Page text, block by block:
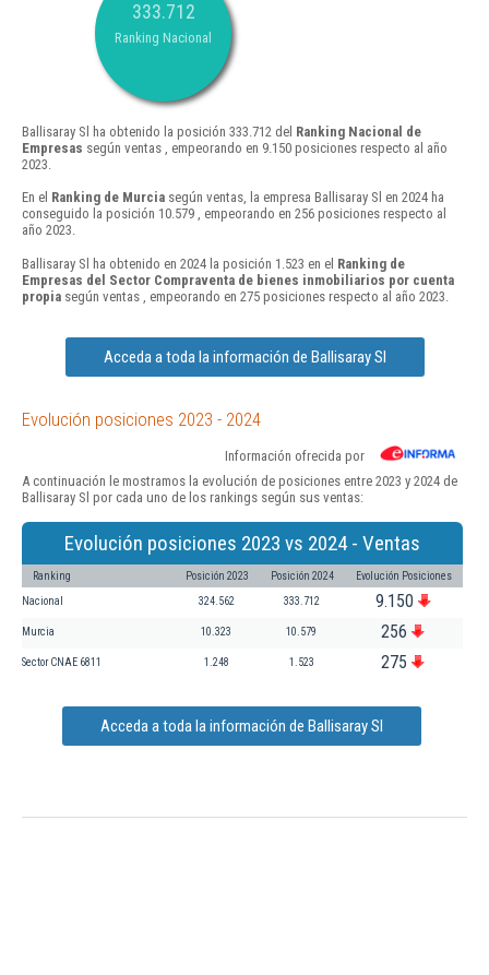
333.712
Ranking Nacional
Ballisaray Sl ha obtenido la posición 333.712 del Ranking Nacional de
Empresas según ventas , empeorando en 9.150 posiciones respecto al año
2023.
En el Ranking de Murcia según ventas, la empresa Ballisaray Sl en 2024 ha
conseguido la posición 10.579 , empeorando en 256 posiciones respecto al
año 2023.
Ballisaray Sl ha obtenido en 2024 la posición 1.523 en el Ranking de
Empresas del Sector Compraventa de bienes inmobiliarios por cuenta
propia según ventas , empeorando en 275 posiciones respecto al año 2023.
Acceda a toda la información de Ballisaray Sl
Evolución posiciones 2023 - 2024
Información ofrecida por
A continuación le mostramos la evolución de posiciones entre 2023 y 2024 de
Ballisaray Sl por cada uno de los rankings según sus ventas:
Evolución posiciones 2023 vs 2024 - Ventas
Ranking Posición 2023 Posición 2024 Evolución Posiciones
Nacional 324.562 333.712 9.150
Murcia 10.323 10.579 256
Sector CNAE 6811 1.248 1.523 275
Acceda a toda la información de Ballisaray Sl